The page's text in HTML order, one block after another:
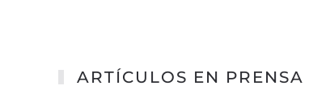
ARTÍCULOS EN PRENSA